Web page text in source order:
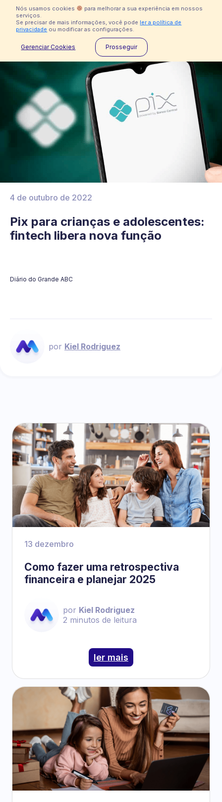
Ajuda
Indisponível no Brasil
Desculpe, a Mozper não está disponível no Brasil
4 de outubro de 2022
Pix para crianças e adolescentes:
fintech libera nova função
Diário do Grande ABC
por Kiel Rodriguez
13 dezembro
Como fazer uma retrospectiva
financeira e planejar 2025
por Kiel Rodriguez
2 minutos de leitura
ler mais
Nós usamos cookies
para melhorar a sua experiência em nossos
serviços.
Se precisar de mais informações, você pode ler a política de
privacidade ou modificar as configurações.
Gerenciar Cookies Prosseguir